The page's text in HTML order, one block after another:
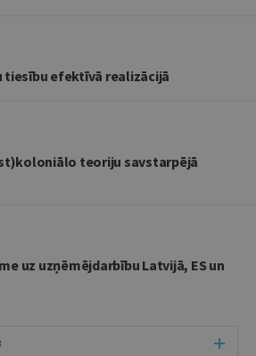
tiesību efektīvā realizācijā
teoriju savstarpējā
uz uzņēmējdarbību Latvijā, ES un